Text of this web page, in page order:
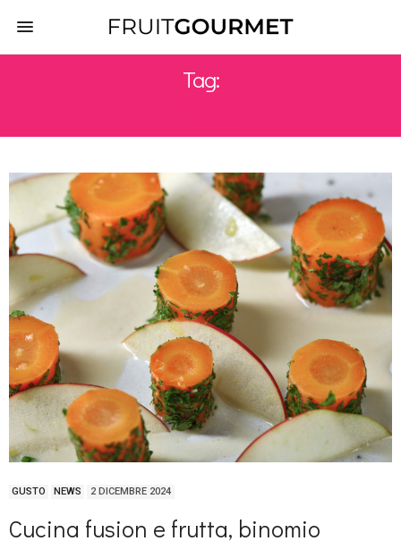
Tag:
GUSTO NEWS 2 DICEMBRE 2024
Cucina fusion e frutta, binomio